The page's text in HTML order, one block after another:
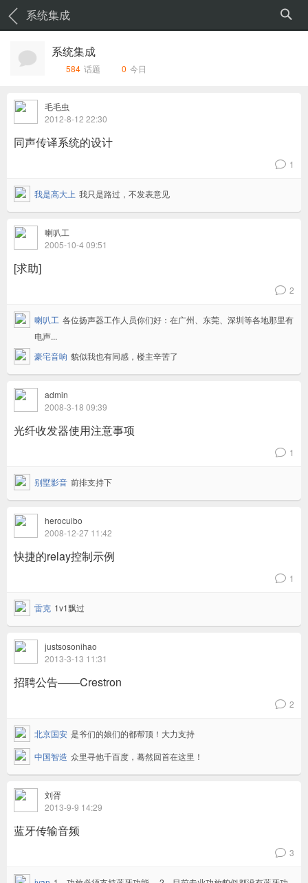
系统集成
系统集成
584 话题 0 今日
毛毛虫
2012-8-12 22:30
同声传译系统的设计
v 1
我是高大上 我只是路过，不发表意见
喇叭工
2005-10-4 09:51
[求助]
v 2
喇叭工 各位扬声器工作人员你们好：在广州、东莞、深圳等各地那里有
电声...
豪宅音响 貌似我也有同感，楼主辛苦了
admin
2008-3-18 09:39
光纤收发器使用注意事项
v 1
别墅影音 前排支持下
herocuibo
2008-12-27 11:42
快捷的relay控制示例
v 1
雷克 1v1飘过
justsosonihao
2013-3-13 11:31
招聘公告——Crestron
v 2
北京国安 是爷们的娘们的都帮顶！大力支持
中国智造 众里寻他千百度，蓦然回首在这里！
刘胥
2013-9-9 14:29
蓝牙传输音频
v 3